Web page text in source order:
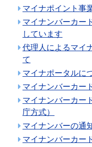
マイナポイント事
マイナンバーカー
しています
代理人によるマイ
て
マイナポータルに
マイナンバーカー
マイナンバーカー
庁方式）
マイナンバーの通
マイナンバーカー